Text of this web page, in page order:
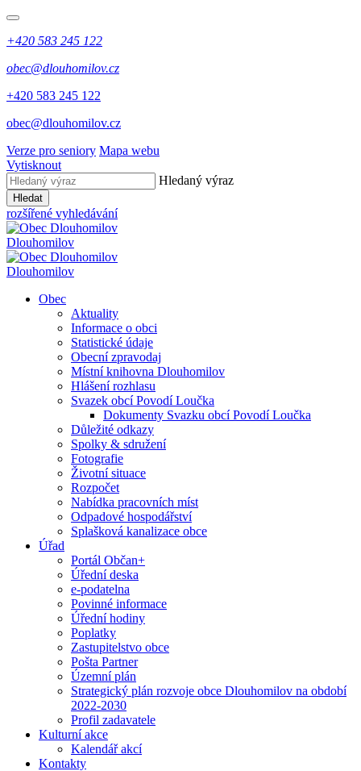
+420 583 245 122
obec@dlouhomilov.cz
+420 583 245 122
obec@dlouhomilov.cz
Verze pro seniory Mapa webu
Vytisknout
Hledaný výraz
Hledat
rozšířené vyhledávání
Dlouhomilov
Dlouhomilov
Obec
Aktuality
Informace o obci
Statistické údaje
Obecní zpravodaj
Místní knihovna Dlouhomilov
Hlášení rozhlasu
Svazek obcí Povodí Loučka
Dokumenty Svazku obcí Povodí Loučka
Důležité odkazy
Spolky & sdružení
Fotografie
Životní situace
Rozpočet
Nabídka pracovních míst
Odpadové hospodářství
Splašková kanalizace obce
Úřad
Portál Občan+
Úřední deska
e-podatelna
Povinné informace
Úřední hodiny
Poplatky
Zastupitelstvo obce
Pošta Partner
Územní plán
Strategický plán rozvoje obce Dlouhomilov na období
2022-2030
Profil zadavatele
Kulturní akce
Kalendář akcí
Kontakty